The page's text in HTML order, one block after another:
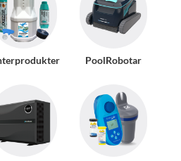
PoolRobotar